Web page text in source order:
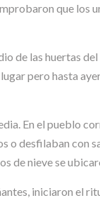
que los
de las huertas
pero hasta
En el pueblo
o desfilaban con
de nieve se
iniciaron el